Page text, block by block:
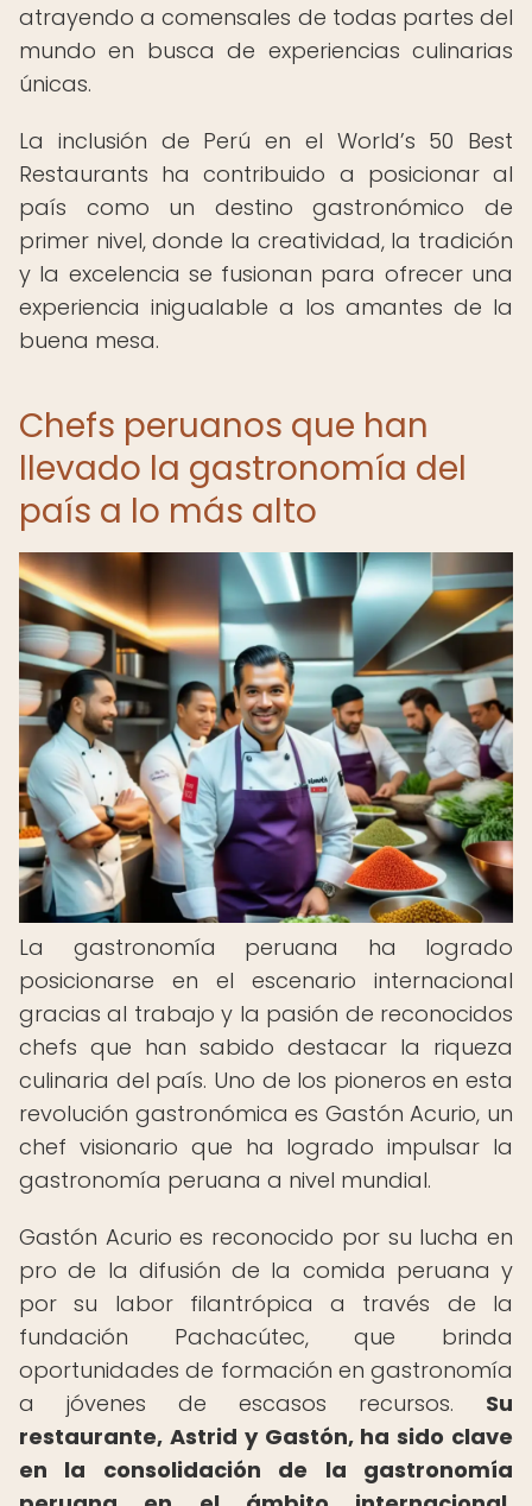
atrayendo a comensales de todas partes del
mundo en busca de experiencias culinarias
únicas.
La inclusión de Perú en el World’s 50 Best
Restaurants ha contribuido a posicionar al
país como un destino gastronómico de
primer nivel, donde la creatividad, la tradición
y la excelencia se fusionan para ofrecer una
experiencia inigualable a los amantes de la
buena mesa.
Chefs peruanos que han
llevado la gastronomía del
país a lo más alto
La gastronomía peruana ha logrado
posicionarse en el escenario internacional
gracias al trabajo y la pasión de reconocidos
chefs que han sabido destacar la riqueza
culinaria del país. Uno de los pioneros en esta
revolución gastronómica es Gastón Acurio, un
chef visionario que ha logrado impulsar la
gastronomía peruana a nivel mundial.
Gastón Acurio es reconocido por su lucha en
pro de la difusión de la comida peruana y
por su labor filantrópica a través de la
fundación Pachacútec, que brinda
oportunidades de formación en gastronomía
a jóvenes de escasos recursos. Su
restaurante, Astrid y Gastón, ha sido clave
en la consolidación de la gastronomía